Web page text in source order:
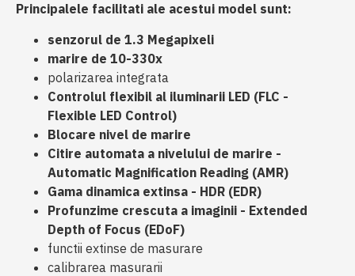
Principalele facilitati ale acestui model sunt:
senzorul de 1.3 Megapixeli
marire de 10-330x
polarizarea integrata
Controlul flexibil al iluminarii LED (FLC -
Flexible LED Control)
Blocare nivel de marire
Citire automata a nivelului de marire -
Automatic Magnification Reading (AMR)
Gama dinamica extinsa - HDR (EDR)
Profunzime crescuta a imaginii - Extended
Depth of Focus (EDoF)
functii extinse de masurare
calibrarea masurarii